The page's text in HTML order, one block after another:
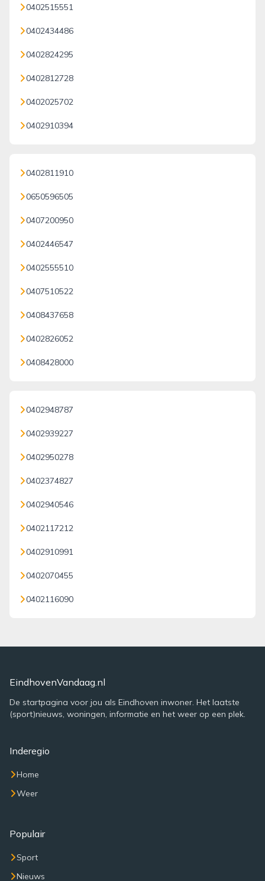
0402515551
0402434486
0402824295
0402812728
0402025702
0402910394
0402811910
0650596505
0407200950
0402446547
0402555510
0407510522
0408437658
0402826052
0408428000
0402948787
0402939227
0402950278
0402374827
0402940546
0402117212
0402910991
0402070455
0402116090
EindhovenVandaag.nl
De startpagina voor jou als Eindhoven inwoner. Het laatste
(sport)nieuws, woningen, informatie en het weer op een plek.
Inderegio
Home
Weer
Populair
Sport
Nieuws